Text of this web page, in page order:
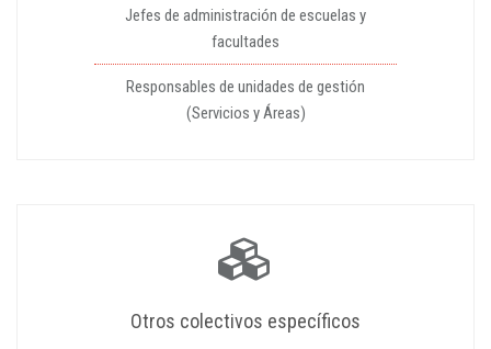
Jefes de administración de escuelas y
facultades
Responsables de unidades de gestión
(Servicios y Áreas)
Otros colectivos específicos